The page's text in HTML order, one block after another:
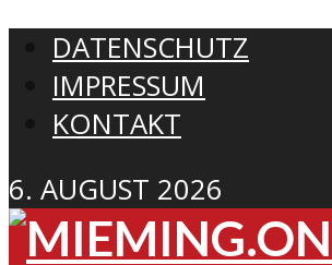
DATENSCHUTZ
IMPRESSUM
KONTAKT
6. AUGUST 2026